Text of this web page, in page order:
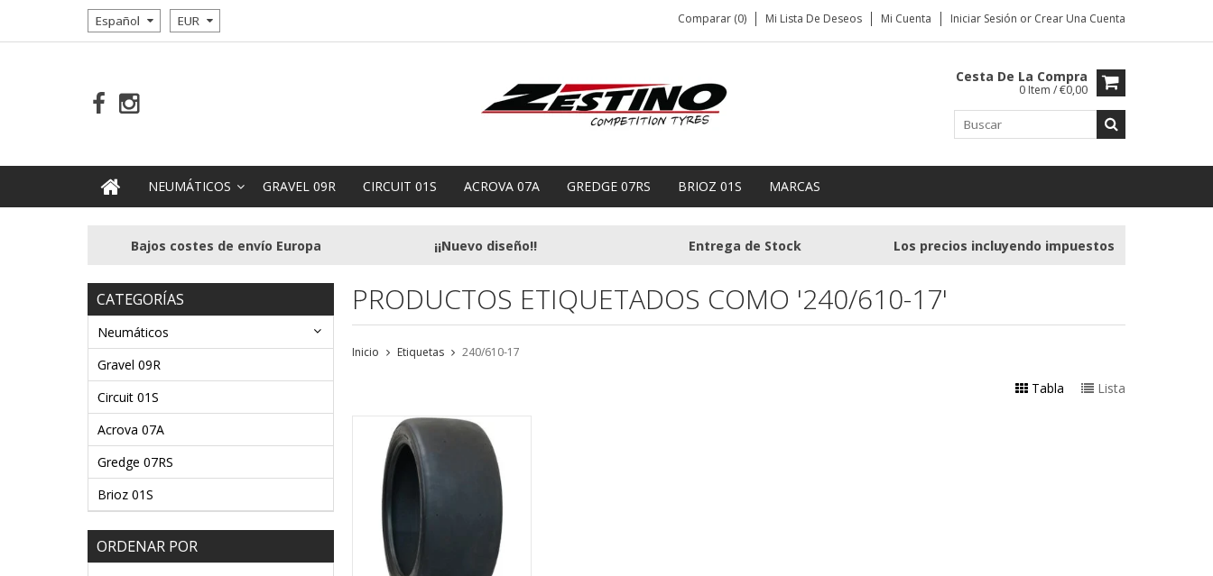
Español EUR Comparar (0) Mi Lista De Deseos Mi Cuenta Iniciar Sesión or Crear Una Cuenta
Cesta De La Compra
0 Item / €0,00
NEUMÁTICOS GRAVEL 09R CIRCUIT 01S ACROVA 07A GREDGE 07RS BRIOZ 01S MARCAS
Bajos costes de envío Europa ¡¡Nuevo diseño!! Entrega de Stock Los precios incluyendo impuestos
CATEGORÍAS
Neumáticos
Gravel 09R
Circuit 01S
Acrova 07A
Gredge 07RS
Brioz 01S
ORDENAR POR
PRODUCTOS ETIQUETADOS COMO '240/610-17'
Inicio Etiquetas 240/610-17
Tabla Lista